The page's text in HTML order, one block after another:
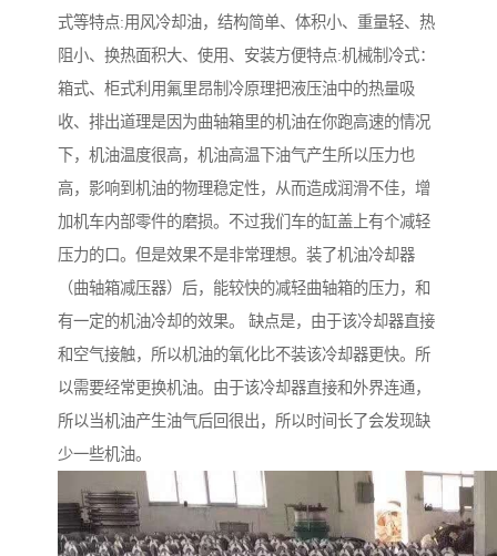
式等特点:用风冷却油，结构简单、体积小、重量轻、热
阻小、换热面积大、使用、安装方便特点:机械制冷式：
箱式、柜式利用氟里昂制冷原理把液压油中的热量吸
收、排出道理是因为曲轴箱里的机油在你跑高速的情况
下，机油温度很高，机油高温下油气产生所以压力也
高，影响到机油的物理稳定性，从而造成润滑不佳，增
加机车内部零件的磨损。不过我们车的缸盖上有个减轻
压力的口。但是效果不是非常理想。装了机油冷却器
（曲轴箱减压器）后，能较快的减轻曲轴箱的压力，和
有一定的机油冷却的效果。 缺点是，由于该冷却器直接
和空气接触，所以机油的氧化比不装该冷却器更快。所
以需要经常更换机油。由于该冷却器直接和外界连通，
所以当机油产生油气后回很出，所以时间长了会发现缺
少一些机油。